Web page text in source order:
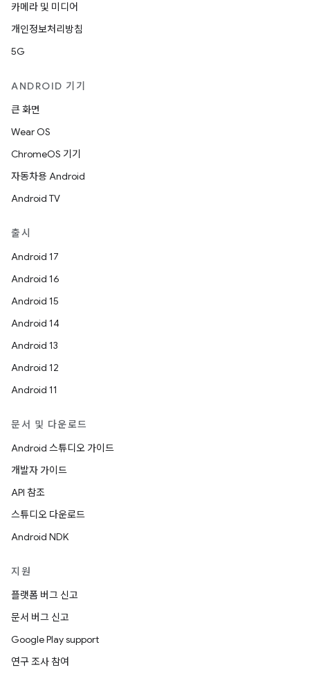
카메라 및 미디어
개인정보처리방침
5G
ANDROID 기기
큰 화면
Wear OS
ChromeOS 기기
자동차용 Android
Android TV
출시
Android 17
Android 16
Android 15
Android 14
Android 13
Android 12
Android 11
문서 및 다운로드
Android 스튜디오 가이드
개발자 가이드
API 참조
스튜디오 다운로드
Android NDK
지원
플랫폼 버그 신고
문서 버그 신고
Google Play support
연구 조사 참여